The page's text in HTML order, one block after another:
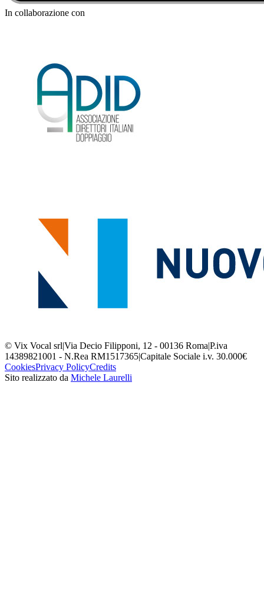
In collaborazione con
© Vix Vocal srl|Via Decio Filipponi, 12 - 00136 Roma|P.iva
14389821001 - N.Rea RM1517365|Capitale Sociale i.v. 30.000€
CookiesPrivacy PolicyCredits
Sito realizzato da Michele Laurelli